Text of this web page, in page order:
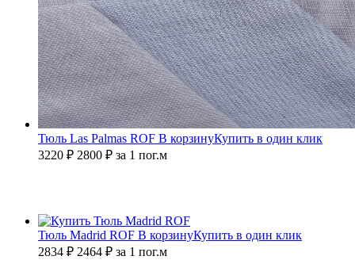
Тюль Las Palmas ROF В корзинуКупить в один клик
3220 ₽ 2800 ₽ за 1 пог.м
Тюль Madrid ROF В корзинуКупить в один клик
2834 ₽ 2464 ₽ за 1 пог.м